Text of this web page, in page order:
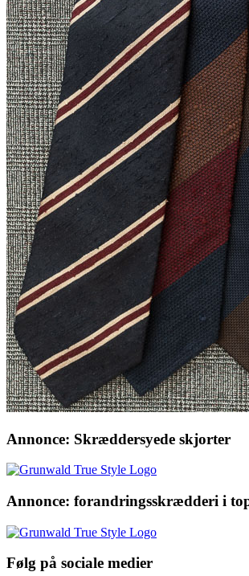
Annonce: Skræddersyede skjorter
Annonce: forandringsskrædderi i
Følg på sociale medier